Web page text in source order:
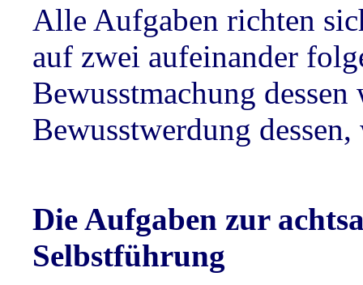
Alle Aufgaben richten
auf zwei aufeinander
Bewusstmachung dessen
Bewusstwerdung
Die Aufgaben zur
Selbstführung